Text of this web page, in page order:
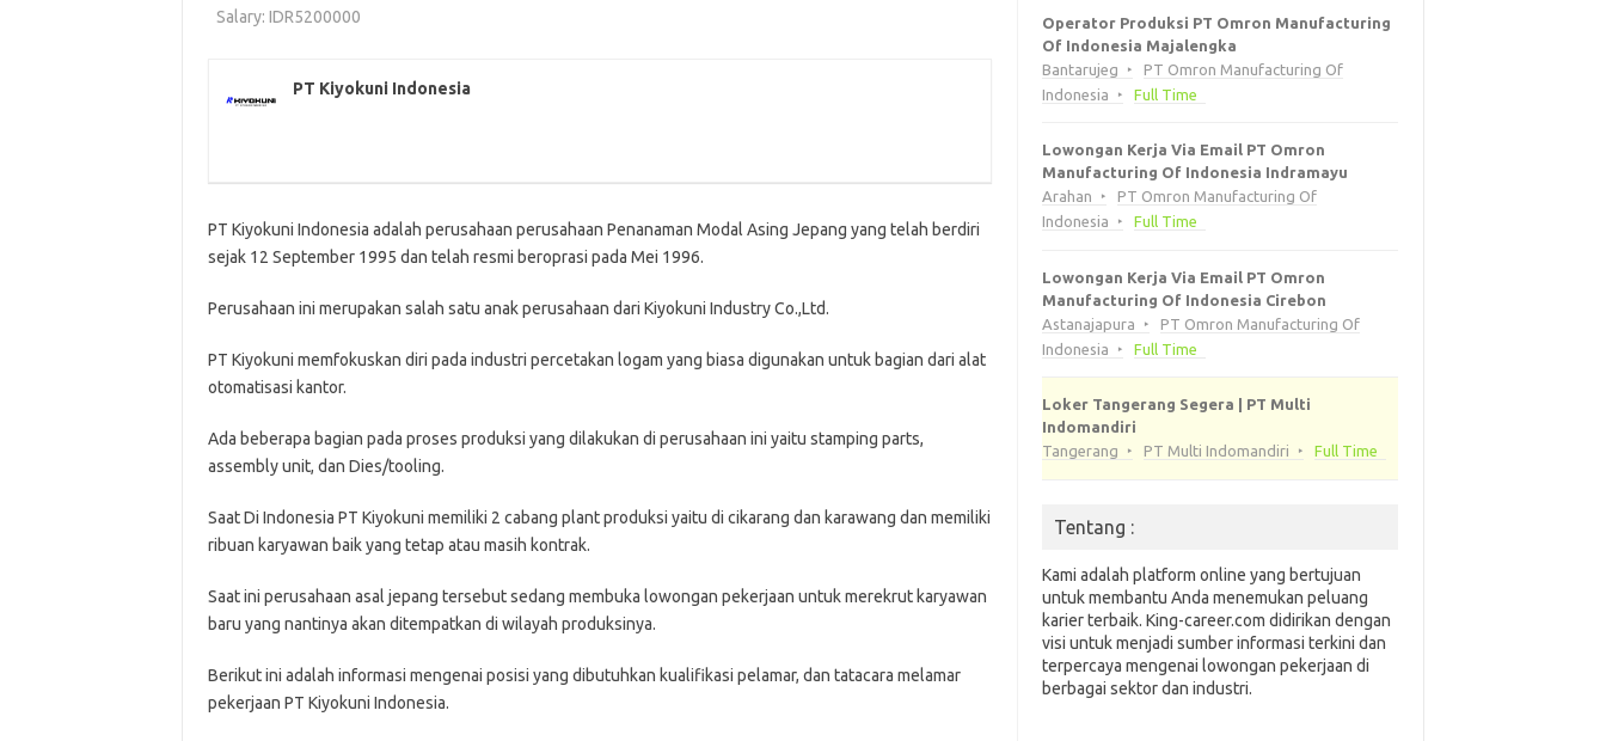
Salary: IDR5200000
PT Kiyokuni Indonesia
PT Kiyokuni Indonesia adalah perusahaan perusahaan Penanaman Modal Asing Jepang yang telah berdiri
sejak 12 September 1995 dan telah resmi beroprasi pada Mei 1996.
Perusahaan ini merupakan salah satu anak perusahaan dari Kiyokuni Industry Co.,Ltd.
PT Kiyokuni memfokuskan diri pada industri percetakan logam yang biasa digunakan untuk bagian dari alat
otomatisasi kantor.
Ada beberapa bagian pada proses produksi yang dilakukan di perusahaan ini yaitu stamping parts,
assembly unit, dan Dies/tooling.
Saat Di Indonesia PT Kiyokuni memiliki 2 cabang plant produksi yaitu di cikarang dan karawang dan memiliki
ribuan karyawan baik yang tetap atau masih kontrak.
Saat ini perusahaan asal jepang tersebut sedang membuka lowongan pekerjaan untuk merekrut karyawan
baru yang nantinya akan ditempatkan di wilayah produksinya.
Berikut ini adalah informasi mengenai posisi yang dibutuhkan kualifikasi pelamar, dan tatacara melamar
pekerjaan PT Kiyokuni Indonesia.
Operator Produksi PT Omron Manufacturing
Of Indonesia Majalengka
Bantarujeg
PT Omron Manufacturing Of
Indonesia
Full Time
Lowongan Kerja Via Email PT Omron
Manufacturing Of Indonesia Indramayu
Arahan
PT Omron Manufacturing Of
Indonesia
Full Time
Lowongan Kerja Via Email PT Omron
Manufacturing Of Indonesia Cirebon
Astanajapura
PT Omron Manufacturing Of
Indonesia
Full Time
Loker Tangerang Segera | PT Multi
Indomandiri
Tangerang
PT Multi Indomandiri Full Time
Tentang :
Kami adalah platform online yang bertujuan
untuk membantu Anda menemukan peluang
karier terbaik. King-career.com didirikan dengan
visi untuk menjadi sumber informasi terkini dan
terpercaya mengenai lowongan pekerjaan di
berbagai sektor dan industri.